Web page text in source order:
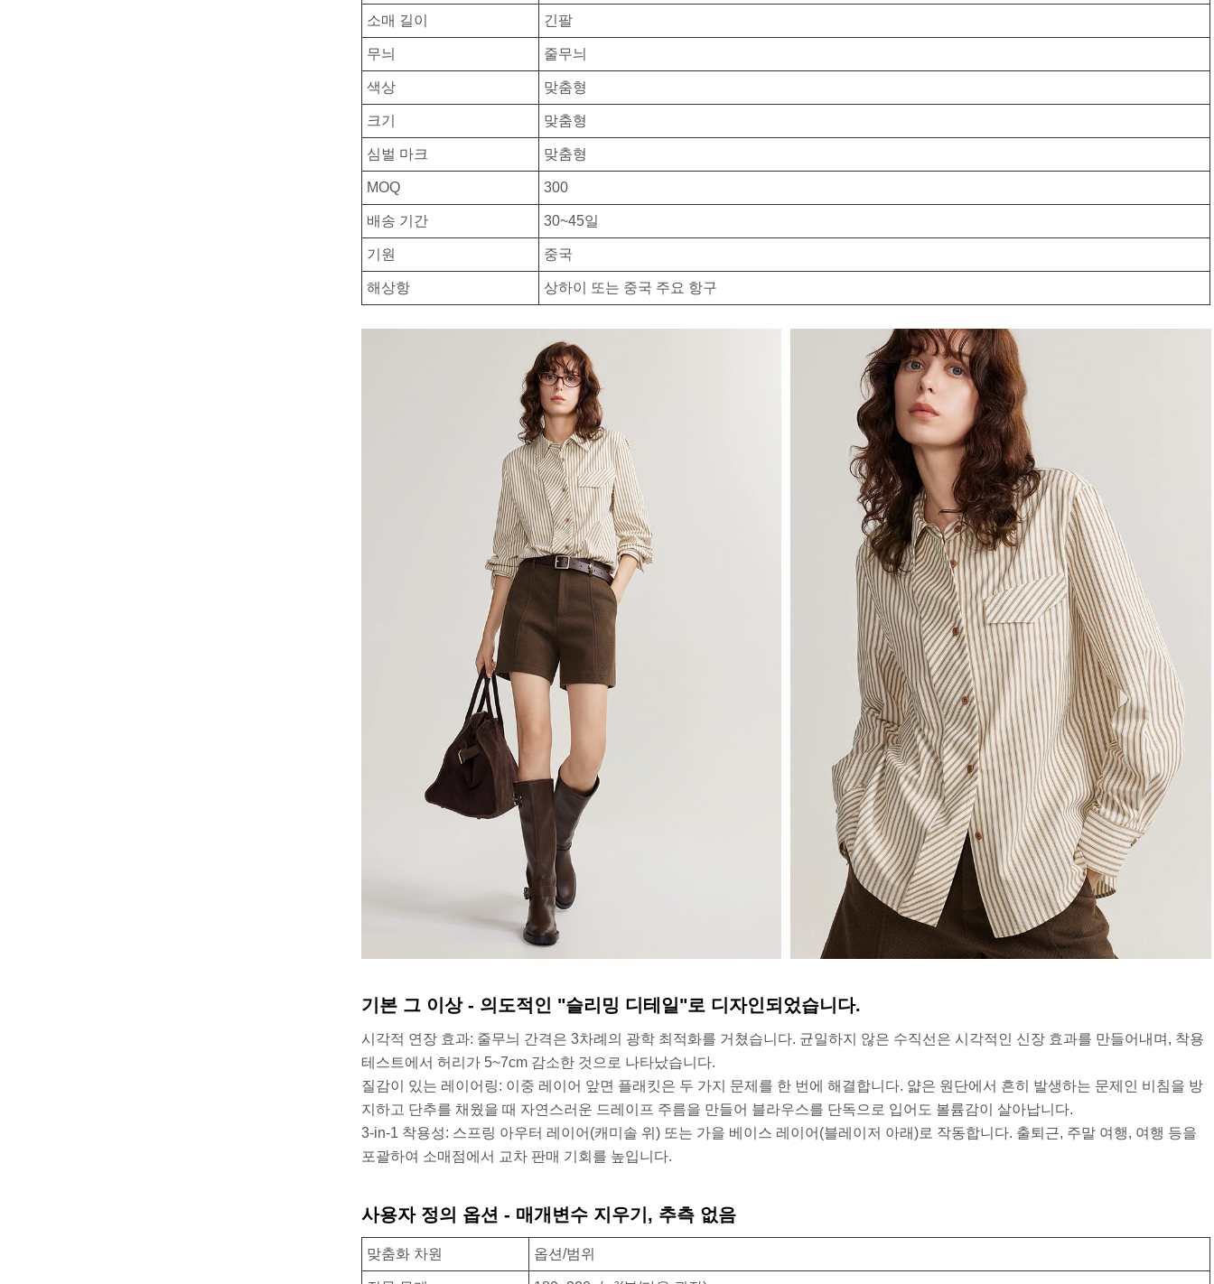
소매 길이 긴팔
무늬 줄무늬
색상 맞춤형
크기 맞춤형
심벌 마크 맞춤형
MOQ 300
배송 기간 30~45일
기원 중국
해상항 상하이 또는 중국 주요 항구
기본 그 이상 - 의도적인 "슬리밍 디테일"로 디자인되었습니다.
시각적 연장 효과: 줄무늬 간격은 3차례의 광학 최적화를 거쳤습니다. 균일하지 않은 수직선은 시각적인 신장 효과를 만들어내며, 착용
테스트에서 허리가 5~7cm 감소한 것으로 나타났습니다.
질감이 있는 레이어링: 이중 레이어 앞면 플래킷은 두 가지 문제를 한 번에 해결합니다. 얇은 원단에서 흔히 발생하는 문제인 비침을 방
지하고 단추를 채웠을 때 자연스러운 드레이프 주름을 만들어 블라우스를 단독으로 입어도 볼륨감이 살아납니다.
3-in-1 착용성: 스프링 아우터 레이어(캐미솔 위) 또는 가을 베이스 레이어(블레이저 아래)로 작동합니다. 출퇴근, 주말 여행, 여행 등을
포괄하여 소매점에서 교차 판매 기회를 높입니다.
사용자 정의 옵션 - 매개변수 지우기, 추측 없음
맞춤화 차원 옵션/범위